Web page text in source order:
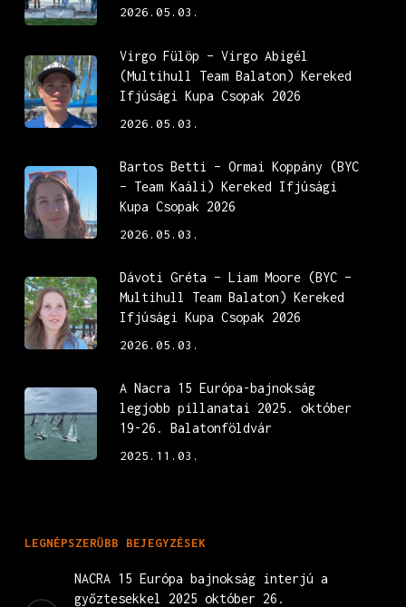
2026.05.03.
Virgo Fülöp – Virgo Abigél
(Multihull Team Balaton) Kereked
Ifjúsági Kupa Csopak 2026
2026.05.03.
Bartos Betti – Ormai Koppány (BYC
– Team Kaáli) Kereked Ifjúsági
Kupa Csopak 2026
2026.05.03.
Dávoti Gréta – Liam Moore (BYC –
Multihull Team Balaton) Kereked
Ifjúsági Kupa Csopak 2026
2026.05.03.
A Nacra 15 Európa-bajnokság
legjobb pillanatai 2025. október
19-26. Balatonföldvár
2025.11.03.
LEGNÉPSZERŰBB BEJEGYZÉSEK
NACRA 15 Európa bajnokság interjú a
győztesekkel 2025 október 26.